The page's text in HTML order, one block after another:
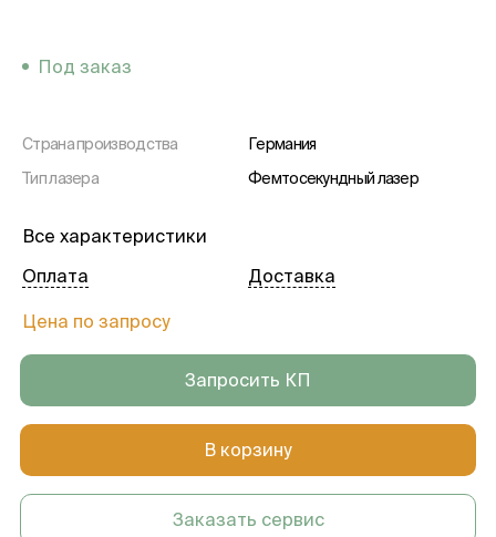
Под заказ
Страна производства
Германия
Тип лазера
Фемтосекундный лазер
Все характеристики
Цена по запросу
Оплата Доставка
Запросить КП
В корзину
Заказать сервис